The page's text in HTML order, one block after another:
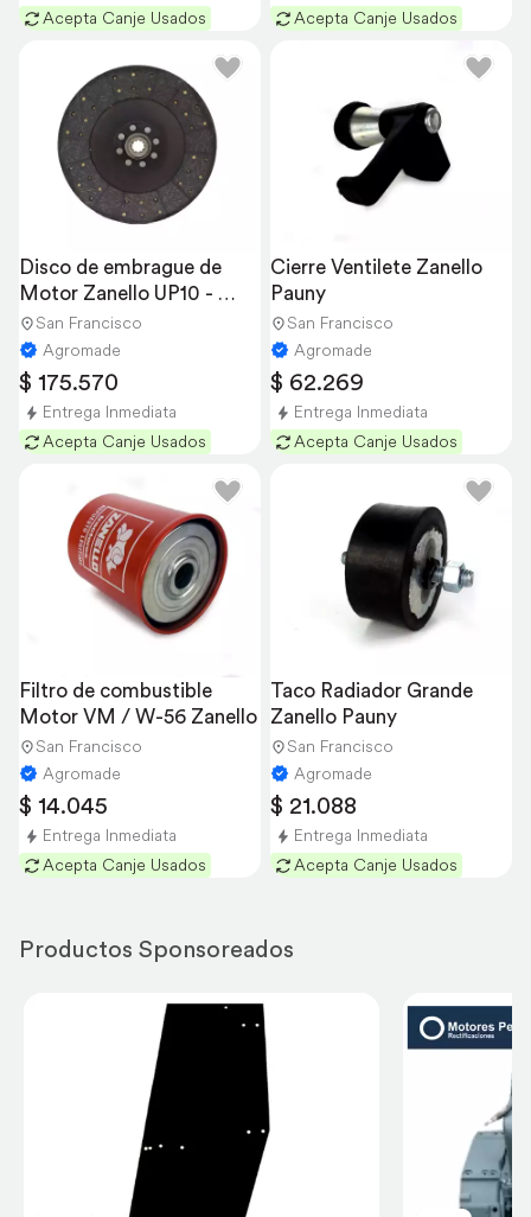
Acepta Canje Usados
Acepta Canje Usados
Disco de embrague de
Motor Zanello UP10 -
V210
San Francisco
Agromade
$ 175.570
Entrega Inmediata
Acepta Canje Usados
Cierre Ventilete Zanello
Pauny
San Francisco
Agromade
$ 62.269
Entrega Inmediata
Acepta Canje Usados
Filtro de combustible
Motor VM / W-56 Zanello
San Francisco
Agromade
$ 14.045
Entrega Inmediata
Acepta Canje Usados
Taco Radiador Grande
Zanello Pauny
San Francisco
Agromade
$ 21.088
Entrega Inmediata
Acepta Canje Usados
Productos Sponsoreados